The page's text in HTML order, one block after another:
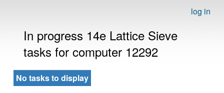
log in
In progress 14e Lattice Sieve
tasks for computer 12292
No tasks to display